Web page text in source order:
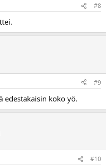
#8
#9
edestakaisin koko yö.
#10